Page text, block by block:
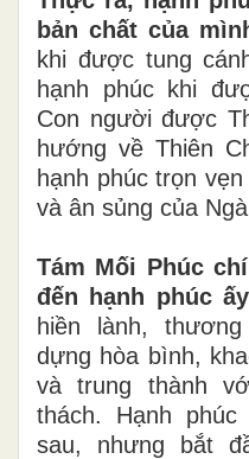
bản chất của
khi được tung
hạnh phúc khi
Con người được
hướng về Thiên
hạnh phúc trọn
và ân sủng của
Tám Mối Phúc
đến hạnh phúc
hiền lành,
dựng hòa bình,
và trung thành
thách. Hạnh
sau, nhưng bắt